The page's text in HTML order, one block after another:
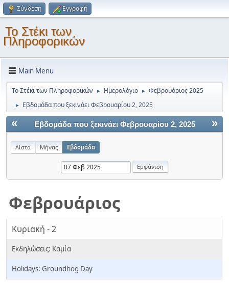
Σύνδεση Εγγραφή
Το Στέκι των
Πληροφορικών
Main Menu
Το Στέκι των Πληροφορικών ► Ημερολόγιο ► Φεβρουάριος 2025
► Εβδομάδα που ξεκινάει Φεβρουαρίου 2, 2025
« »
Εβδομάδα που ξεκινάει Φεβρουαρίου 2, 2025
Λίστα Μήνας Εβδομάδα
Φεβρουάριος
Κυριακή - 2
Groundhog Day